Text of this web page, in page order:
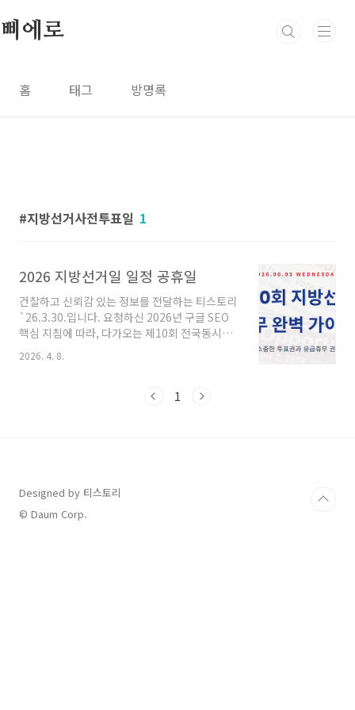
삐에로
홈 태그 방명록
지방선거사전투표일 1
2026 지방선거일 일정 공휴일
건찰하고 신뢰감 있는 정보를 전달하는 티스토리
`26.3.30.입니다. 요청하신 2026년 구글 SEO
핵심 지침에 따라, 다가오는 제10회 전국동시지
방선거일 휴무와 관련된 상세 정보를 정리해 드
립니다.2026년 지방선거일 공휴일 지정 및 법적
의한 선거일은 공휴일로 규정되어 있습니다.
이상 사업장에서 근무하는 직장인이라면 별도의
연차 사용 없이 유급으로 쉴 수 있는 권리가 보장
됩니다. 다만 현행법상 5인 미만 사업장은 유급휴
2026. 4. 8.
1
Designed by 티스토리
© Daum Corp.